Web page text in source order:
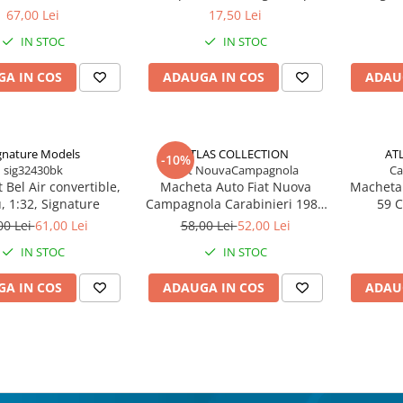
67,00 Lei
IN STOC
IN COS
transparent, stivuibila, 14.5 x
17,50 Lei
IN STOC
ADAUGA IN COS
Models
sig32430bk
Bel Air convertible,
1:32, Signature
Lei61,00 Lei
IN STOC
IN COS
-10%ATLAS COLLECTION
Fiat NouvaCampagnola
Macheta Auto Fiat Nuova
Campagnola Carabinieri 1982
– Scara 1:43, Atlas Collection
58,00 Lei52,00 Lei
IN STOC
ADAUGA IN COS
59